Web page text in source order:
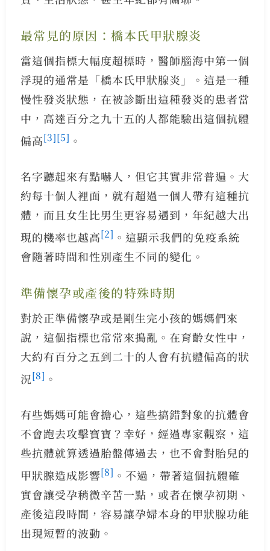
最常見的原因：橋本氏甲狀腺炎
當這個指標大幅度超標時，醫師腦海中第一個
浮現的通常是「橋本氏甲狀腺炎」。這是一種
慢性發炎狀態，在被診斷出這種發炎的患者當
中，高達百分之九十五的人都能驗出這個抗體
偏高[3][5] 。
名字聽起來有點嚇人，但它其實非常普遍。大
約每十個人裡面，就有超過一個人帶有這種抗
體，而且女生比男生更容易遇到，年紀越大出
現的機率也越高[2] 。這顯示我們的免疫系統
會隨著時間和性別產生不同的變化。
準備懷孕或產後的特殊時期
對於正準備懷孕或是剛生完小孩的媽媽們來
說，這個指標也常常來搗亂。在育齡女性中，
大約有百分之五到二十的人會有抗體偏高的狀
況[8] 。
有些媽媽可能會擔心，這些搞錯對象的抗體會
不會跑去攻擊寶寶？幸好，經過專家觀察，這
些抗體就算透過胎盤傳過去，也不會對胎兒的
甲狀腺造成影響[8] 。不過，帶著這個抗體確
實會讓受孕稍微辛苦一點，或者在懷孕初期、
產後這段時間，容易讓孕婦本身的甲狀腺功能
出現短暫的波動。